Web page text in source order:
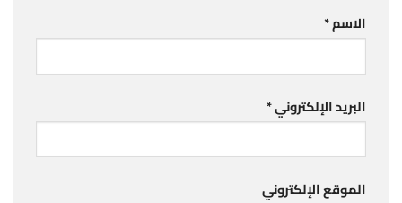
الاسم*
البريد الإلكتروني*
الموقع الإلكتروني